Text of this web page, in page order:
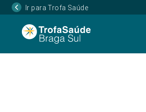
Ir para Trofa Saúde